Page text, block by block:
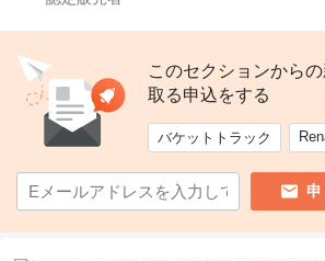
このセクションから
取る申込をする
バケットトラック
申